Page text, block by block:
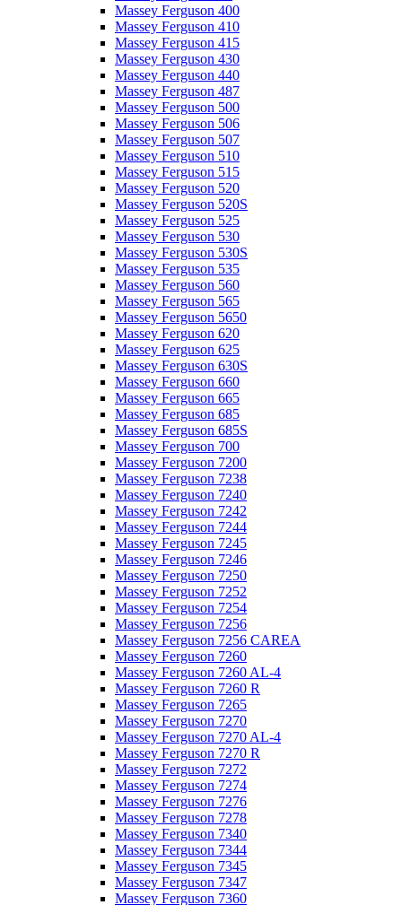
Massey Ferguson 400
Massey Ferguson 410
Massey Ferguson 415
Massey Ferguson 430
Massey Ferguson 440
Massey Ferguson 487
Massey Ferguson 500
Massey Ferguson 506
Massey Ferguson 507
Massey Ferguson 510
Massey Ferguson 515
Massey Ferguson 520
Massey Ferguson 520S
Massey Ferguson 525
Massey Ferguson 530
Massey Ferguson 530S
Massey Ferguson 535
Massey Ferguson 560
Massey Ferguson 565
Massey Ferguson 5650
Massey Ferguson 620
Massey Ferguson 625
Massey Ferguson 630S
Massey Ferguson 660
Massey Ferguson 665
Massey Ferguson 685
Massey Ferguson 685S
Massey Ferguson 700
Massey Ferguson 7200
Massey Ferguson 7238
Massey Ferguson 7240
Massey Ferguson 7242
Massey Ferguson 7244
Massey Ferguson 7245
Massey Ferguson 7246
Massey Ferguson 7250
Massey Ferguson 7252
Massey Ferguson 7254
Massey Ferguson 7256
Massey Ferguson 7256 CAREA
Massey Ferguson 7260
Massey Ferguson 7260 AL-4
Massey Ferguson 7260 R
Massey Ferguson 7265
Massey Ferguson 7270
Massey Ferguson 7270 AL-4
Massey Ferguson 7270 R
Massey Ferguson 7272
Massey Ferguson 7274
Massey Ferguson 7276
Massey Ferguson 7278
Massey Ferguson 7340
Massey Ferguson 7344
Massey Ferguson 7345
Massey Ferguson 7347
Massey Ferguson 7360